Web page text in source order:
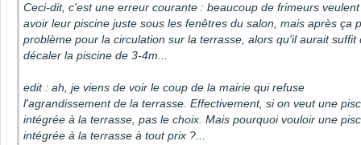
Ceci-dit, c'est une erreur courante : beaucoup de frimeurs veulent
avoir leur piscine juste sous les fenêtres du salon, mais après ça
problème pour la circulation sur la terrasse, alors qu'il aurait suffit
décaler la piscine de 3-4m...
edit : ah, je viens de voir le coup de la mairie qui refuse
l'agrandissement de la terrasse. Effectivement, si on veut une
intégrée à la terrasse, pas le choix. Mais pourquoi vouloir une
intégrée à la terrasse à tout prix ?...